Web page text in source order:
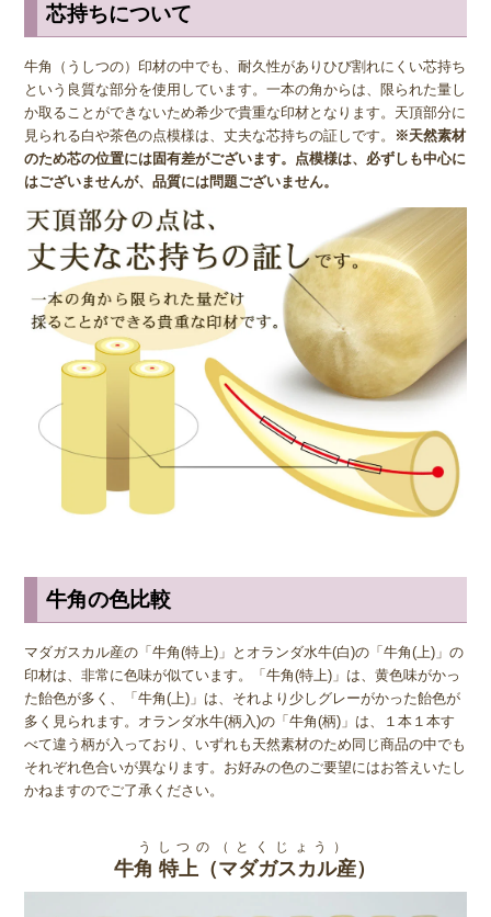
ます。
芯持ちについて
牛角（うしつの）印材の中でも、耐久性がありひび割れにくい芯持ち
という良質な部分を使用しています。一本の角からは、限られた量し
か取ることができないため希少で貴重な印材となります。天頂部分に
見られる白や茶色の点模様は、丈夫な芯持ちの証しです。
※天然素材
のため芯の位置には固有差がございます。点模様は、必ずしも中心に
はございませんが、品質には問題ございません。
牛角の色比較
マダガスカル産の「牛角(特上)」とオランダ水牛(白)の「牛角(上)」の
印材は、非常に色味が似ています。「牛角(特上)」は、黄色味がかっ
た飴色が多く、「牛角(上)」は、それより少しグレーがかった飴色が
多く見られます。オランダ水牛(柄入)の「牛角(柄)」は、１本１本す
べて違う柄が入っており、いずれも天然素材のため同じ商品の中でも
それぞれ色合いが異なります。お好みの色のご要望にはお答えいたし
かねますのでご了承ください。
うしつの（とくじょう）
牛角 特上（マダガスカル産）